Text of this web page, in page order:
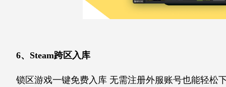
6、Steam跨区入库
锁区游戏一键免费入库 无需注册外服账号也能轻松